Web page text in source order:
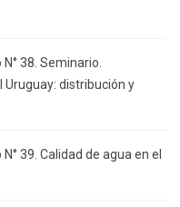
38. Seminario.
distribución y
39. Calidad de agua en el